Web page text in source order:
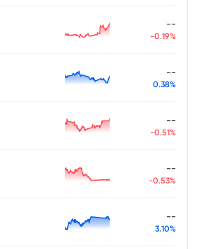
--
-0.19%
--
0.38%
--
-0.51%
--
-0.53%
--
3.10%